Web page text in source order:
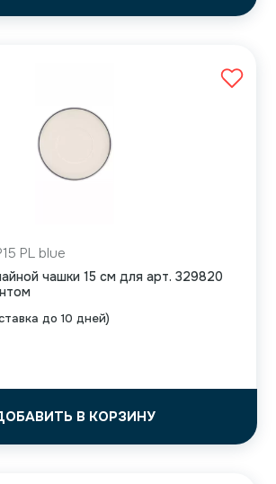
до 10 дней)
PL blue
чашки 15 см для арт. 329820
В КОРЗИНУ